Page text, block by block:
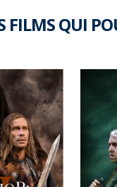
FILMS QUI